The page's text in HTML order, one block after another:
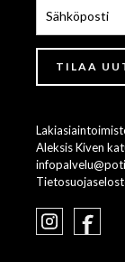
Aleksis Kiven